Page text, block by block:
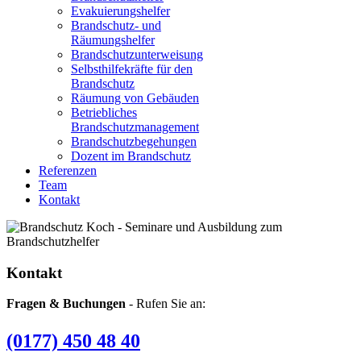
Evakuierungshelfer
Brandschutz- und
Räumungshelfer
Brandschutzunterweisung
Selbsthilfekräfte für den
Brandschutz
Räumung von Gebäuden
Betriebliches
Brandschutzmanagement
Brandschutzbegehungen
Dozent im Brandschutz
Referenzen
Team
Kontakt
Kontakt
Fragen & Buchungen - Rufen Sie an:
(0177) 450 48 40